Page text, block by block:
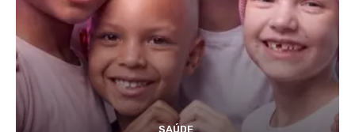
SAÚDE